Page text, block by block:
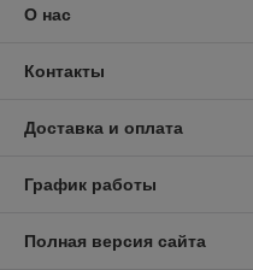
О нас
Контакты
Доставка и оплата
График работы
Полная версия сайта